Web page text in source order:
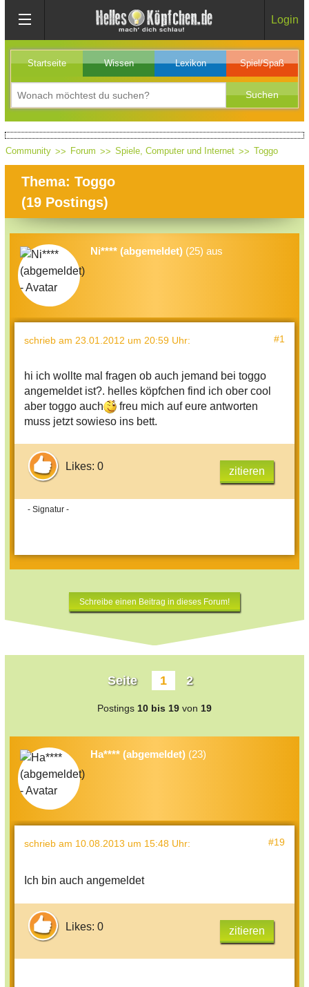
Login
Startseite Wissen Lexikon Spiel/Spaß
Community Forum Spiele, Computer und Internet Toggo
Thema: Toggo
(19 Postings)
Ni**** (abgemeldet) (25) aus
schrieb am 23.01.2012 um 20:59 Uhr: #1
hi ich wollte mal fragen ob auch jemand bei toggo
angemeldet ist?. helles köpfchen find ich ober cool
aber toggo auch
freu mich auf eure antworten
muss jetzt sowieso ins bett.
Likes: 0 zitieren
- Signatur -
Schreibe einen Beitrag in dieses Forum!
Seite 1 2
Postings 10 bis 19 von 19
Ha**** (abgemeldet) (23)
schrieb am 10.08.2013 um 15:48 Uhr: #19
Ich bin auch angemeldet
Likes: 0 zitieren